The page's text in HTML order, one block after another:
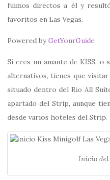
fuimos directos a él y
favoritos en Las Vegas.
Powered byGetYourGuide
Si eres un amante de KISS, o
alternativos, tienes que
situado dentro del Rio All
apartado del Strip, aunque
desde varios hoteles del Strip.
Inicio